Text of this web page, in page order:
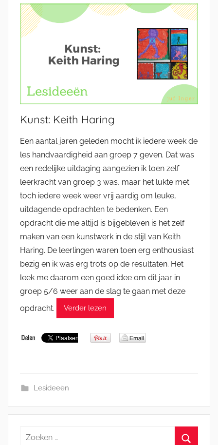
Kunst: Keith Haring
Een aantal jaren geleden mocht ik iedere week de
les handvaardigheid aan groep 7 geven. Dat was
een redelijke uitdaging aangezien ik toen zelf
leerkracht van groep 3 was, maar het lukte met
toch iedere week weer vrij aardig om leuke,
uitdagende opdrachten te bedenken. Een
opdracht die me altijd is bijgebleven is het zelf
maken van een kunstwerk in de stijl van Keith
Haring. De leerlingen waren toen erg enthousiast
bezig en ik was erg trots op de resultaten. Het
leek me daarom een goed idee om dit jaar in
groep 5/6 weer aan de slag te gaan met deze
opdracht.
Verder lezen
Lesideeën
Zoeken